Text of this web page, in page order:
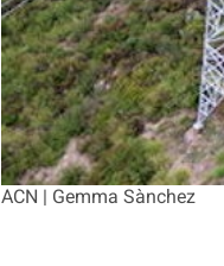
ACN | Gemma Sànchez